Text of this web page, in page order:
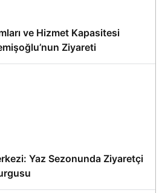
ve Hizmet Kapasitesi
Ziyareti
Yaz Sezonunda Ziyaretçi